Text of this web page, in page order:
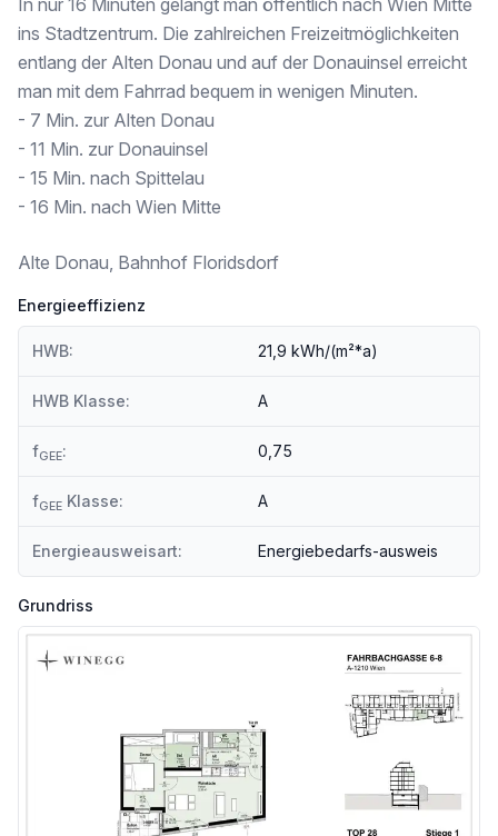
Höhere Schule <500m
Nahversorgung
Supermarkt <250m
Bäckerei <250m
Sonstige
Geldautomat <250m
Polizei <750m
Verkehr
Bus <250m
U-Bahn <250m
Bahnhof <250m
In nur 16 Minuten gelangt man öffentlich nach Wien Mitte
ins Stadtzentrum. Die zahlreichen Freizeitmöglichkeiten
entlang der Alten Donau und auf der Donauinsel erreicht
man mit dem Fahrrad bequem in wenigen Minuten.
- 7 Min. zur Alten Donau
- 11 Min. zur Donauinsel
- 15 Min. nach Spittelau
- 16 Min. nach Wien Mitte
Alte Donau, Bahnhof Floridsdorf
Energieeffizienz
HWB: 21,9 kWh/(m²*a)
HWB Klasse: A
fGEE: 0,75
fGEE Klasse: A
Energieausweisart: Energiebedarfs-ausweis
Grundriss